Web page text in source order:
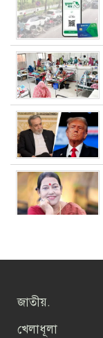
জাতীয়.
খেলাধূলা